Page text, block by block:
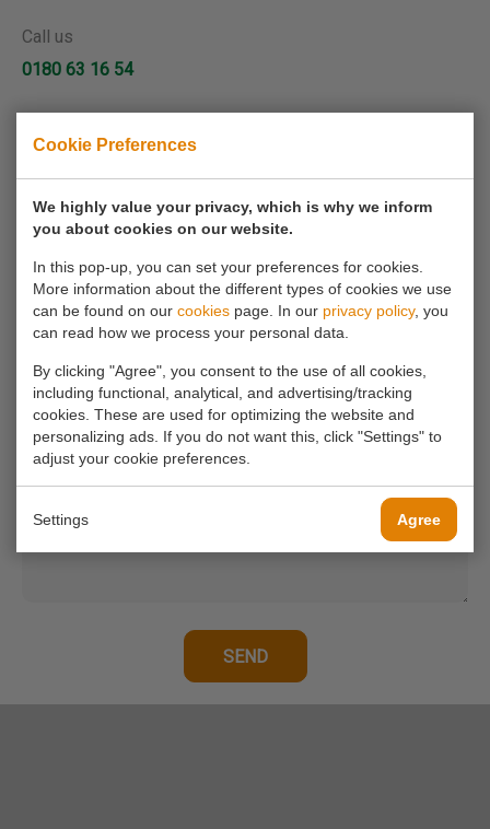
Cookie Preferences
We highly value your privacy, which is why we inform
you about cookies on our website.
In this pop-up, you can set your preferences for cookies.
More information about the different types of cookies we use
can be found on our cookies page. In our privacy policy, you
can read how we process your personal data.
By clicking "Agree", you consent to the use of all cookies,
including functional, analytical, and advertising/tracking
cookies. These are used for optimizing the website and
personalizing ads. If you do not want this, click "Settings" to
adjust your cookie preferences.
Settings Agree
Call us
0180 63 16 54
Your email address*
Your phone number
Your message*